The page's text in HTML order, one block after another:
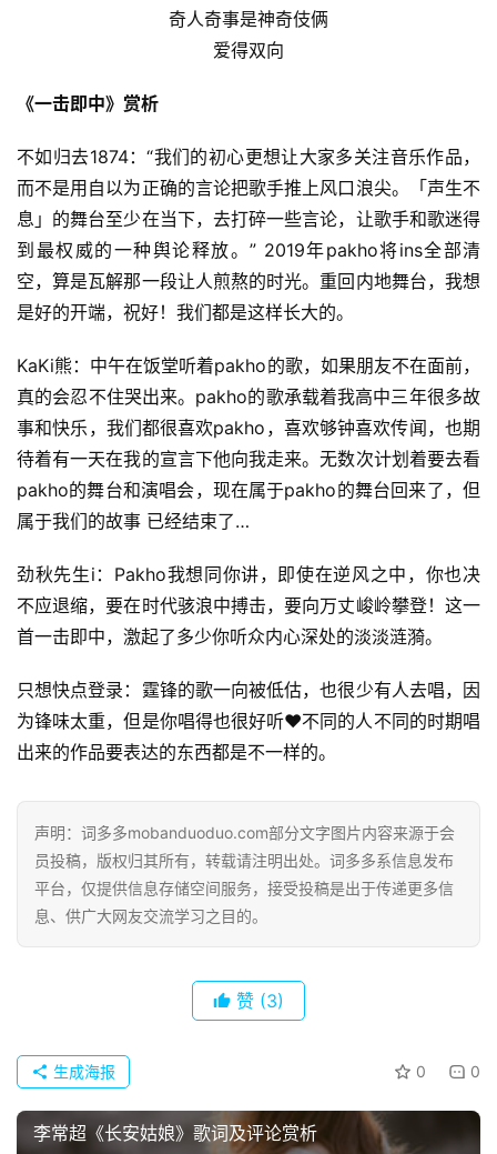
页
奇人奇事是神奇伎俩
爱得双向
《一击即中》赏析
不如归去1874：“我们的初心更想让大家多关注音乐作品，
而不是用自以为正确的言论把歌手推上风口浪尖。「声生不
息」的舞台至少在当下，去打碎一些言论，让歌手和歌迷得
到最权威的一种舆论释放。” 2019年pakho将ins全部清
空，算是瓦解那一段让人煎熬的时光。重回内地舞台，我想
是好的开端，祝好！我们都是这样长大的。
KaKi熊：中午在饭堂听着pakho的歌，如果朋友不在面前，
真的会忍不住哭出来。pakho的歌承载着我高中三年很多故
事和快乐，我们都很喜欢pakho，喜欢够钟喜欢传闻，也期
待着有一天在我的宣言下他向我走来。无数次计划着要去看
pakho的舞台和演唱会，现在属于pakho的舞台回来了，但
属于我们的故事 已经结束了…
劲秋先生i：Pakho我想同你讲，即使在逆风之中，你也决
不应退缩，要在时代骇浪中搏击，要向万丈峻岭攀登！这一
首一击即中，激起了多少你听众内心深处的淡淡涟漪。
只想快点登录：霆锋的歌一向被低估，也很少有人去唱，因
为锋味太重，但是你唱得也很好听♥️不同的人不同的时期唱
出来的作品要表达的东西都是不一样的。
声明：词多多mobanduoduo.com部分文字图片内容来源于会
员投稿，版权归其所有，转载请注明出处。词多多系信息发布
平台，仅提供信息存储空间服务，接受投稿是出于传递更多信
息、供广大网友交流学习之目的。
赞 (3)
0 0
生成海报
李常超《长安姑娘》歌词及评论赏析